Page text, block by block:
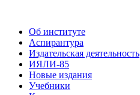
Об институте
Аспирантура
Издательская деятельность
ИЯЛИ-85
Новые издания
Учебники